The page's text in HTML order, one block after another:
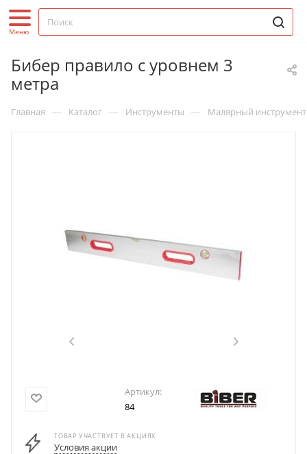
Бибер правило с уровнем 3
метра
Главная — Каталог — Инструменты — Малярный инструмент
Артикул:
84
ТОВАР УЧАСТВУЕТ В АКЦИЯХ
Условия акции